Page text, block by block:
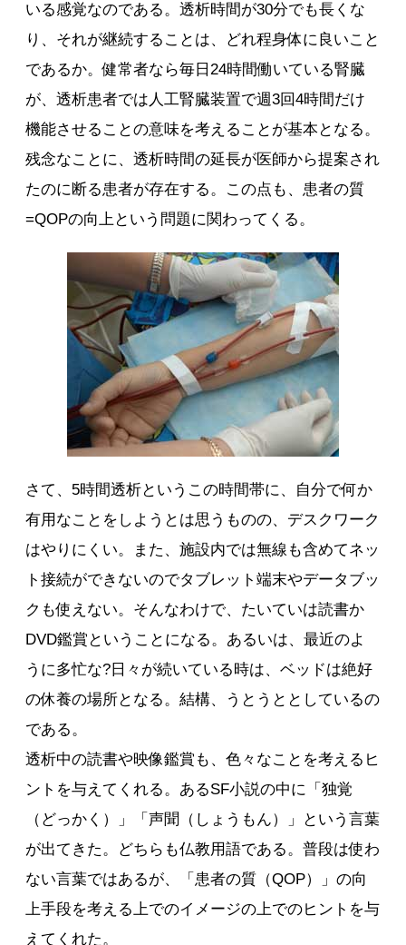
いる感覚なのである。透析時間が30分でも長くな
り、それが継続することは、どれ程身体に良いこと
であるか。健常者なら毎日24時間働いている腎臓
が、透析患者では人工腎臓装置で週3回4時間だけ
機能させることの意味を考えることが基本となる。
残念なことに、透析時間の延長が医師から提案され
たのに断る患者が存在する。この点も、患者の質
=QOPの向上という問題に関わってくる。
さて、5時間透析というこの時間帯に、自分で何か
有用なことをしようとは思うものの、デスクワーク
はやりにくい。また、施設内では無線も含めてネッ
ト接続ができないのでタブレット端末やデータブッ
クも使えない。そんなわけで、たいていは読書か
DVD鑑賞ということになる。あるいは、最近のよ
うに多忙な?日々が続いている時は、ベッドは絶好
の休養の場所となる。結構、うとうととしているの
である。
透析中の読書や映像鑑賞も、色々なことを考えるヒ
ントを与えてくれる。あるSF小説の中に「独覚
（どっかく）」「声聞（しょうもん）」という言葉
が出てきた。どちらも仏教用語である。普段は使わ
ない言葉ではあるが、「患者の質（QOP）」の向
上手段を考える上でのイメージの上でのヒントを与
えてくれた。